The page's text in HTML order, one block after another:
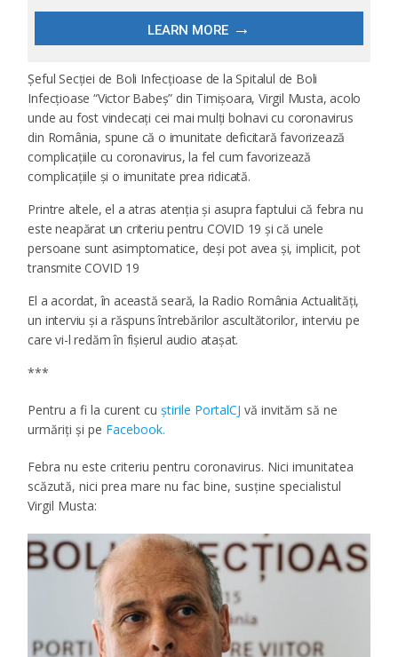
Şeful Secţiei de Boli Infecţioase de la Spitalul de Boli
Infecțioase “Victor Babeș” din Timişoara, Virgil Musta, acolo
unde au fost vindecaţi cei mai mulţi bolnavi cu coronavirus
din România, spune că o imunitate deficitară favorizează
complicaţiile cu coronavirus, la fel cum favorizează
complicaţiile şi o imunitate prea ridicată.
Printre altele, el a atras atenţia şi asupra faptului că febra nu
este neapărat un criteriu pentru COVID 19 şi că unele
persoane sunt asimptomatice, deşi pot avea şi, implicit, pot
transmite COVID 19
El a acordat, în această seară, la Radio România Actualităţi,
un interviu şi a răspuns întrebărilor ascultătorilor, interviu pe
care vi-l redăm în fişierul audio ataşat.
***
Pentru a fi la curent cuştirile PortalCJ vă invităm să ne
urmăriţi şi pe Facebook.
Febra nu este criteriu pentru coronavirus. Nici imunitatea
scăzută, nici prea mare nu fac bine, susţine specialistul
Virgil Musta: